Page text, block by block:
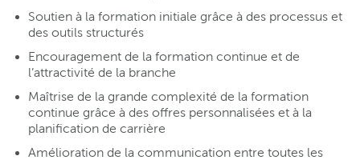
Soutien à la formation initiale grâce à des processus et
des outils structurés
Encouragement de la formation continue et de
l’attractivité de la branche
Maîtrise de la grande complexité de la formation
continue grâce à des offres personnalisées et à la
planification de carrière
Amélioration de la communication entre toutes les